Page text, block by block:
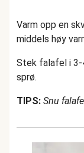
Varm opp en
middels høy
Stek falafel i 3-
sprø.
TIPS: Snu